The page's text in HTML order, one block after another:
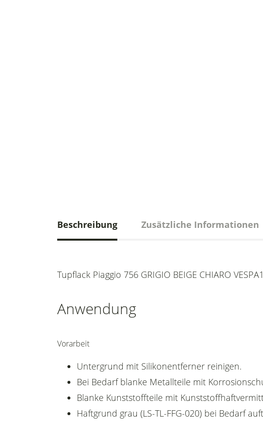
Beschreibung Zusätzliche Informationen
Tupflack Piaggio 756 GRIGIO BEIGE CHIARO
Anwendung
Vorarbeit
Untergrund mit Silikonentferner reinigen.
Bei Bedarf blanke Metallteile mit
Blanke Kunststoffteile mit
Haftgrund grau (LS-TL-FFG-020) bei Bedarf